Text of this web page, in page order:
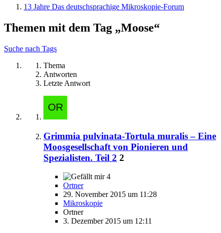
13 Jahre Das deutschsprachige Mikroskopie-Forum
Themen mit dem Tag „Moose“
Suche nach Tags
Thema
Antworten
Letzte Antwort
Grimmia pulvinata-Tortula muralis – Eine
Moosgesellschaft von Pionieren und
Spezialisten. Teil 2 2
4
Ortner
29. November 2015 um 11:28
Mikroskopie
Ortner
3. Dezember 2015 um 12:11